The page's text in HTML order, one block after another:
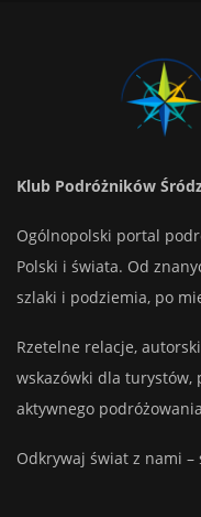
Klub Podróżników
Ogólnopolski portal
Polski i świata. Od
szlaki i podziemia, po
Rzetelne relacje,
wskazówki dla turystów,
aktywnego
Odkrywaj świat z nami